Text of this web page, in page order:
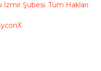
Şubesi. Tüm Hakları